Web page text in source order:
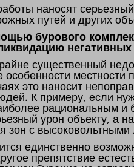
наносят
путей и других
бурового
существенный
особенности
это наносит
К примеру, если
рациональным
урон объекту, а
зон с
единственно
препятствие